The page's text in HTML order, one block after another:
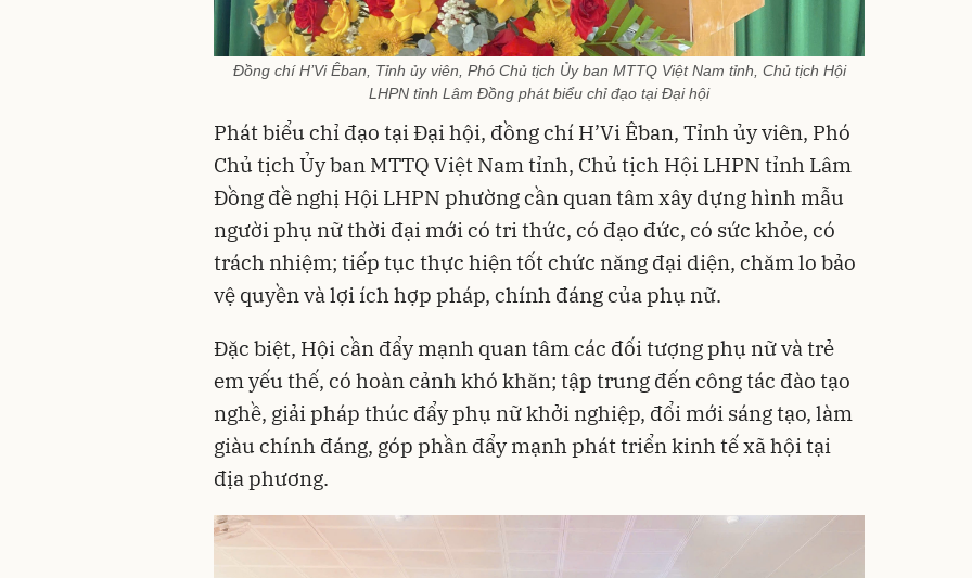
Đồng chí H’Vi Êban, Tỉnh ủy viên, Phó Chủ tịch Ủy ban MTTQ Việt Nam tỉnh, Chủ tịch Hội
LHPN tỉnh Lâm Đồng phát biểu chỉ đạo tại Đại hội
Phát biểu chỉ đạo tại Đại hội, đồng chí H’Vi Êban, Tỉnh ủy viên, Phó
Chủ tịch Ủy ban MTTQ Việt Nam tỉnh, Chủ tịch Hội LHPN tỉnh Lâm
Đồng đề nghị Hội LHPN phường cần quan tâm xây dựng hình mẫu
người phụ nữ thời đại mới có tri thức, có đạo đức, có sức khỏe, có
trách nhiệm; tiếp tục thực hiện tốt chức năng đại diện, chăm lo bảo
vệ quyền và lợi ích hợp pháp, chính đáng của phụ nữ.
Đặc biệt, Hội cần đẩy mạnh quan tâm các đối tượng phụ nữ và trẻ
em yếu thế, có hoàn cảnh khó khăn; tập trung đến công tác đào tạo
nghề, giải pháp thúc đẩy phụ nữ khởi nghiệp, đổi mới sáng tạo, làm
giàu chính đáng, góp phần đẩy mạnh phát triển kinh tế xã hội tại
địa phương.